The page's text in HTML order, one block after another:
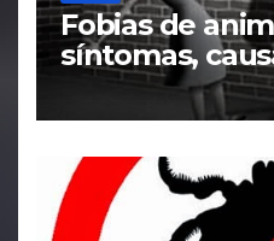
Fobias de
síntomas,
tratamiento